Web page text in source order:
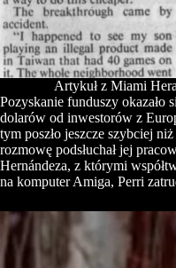
Artykuł z Miami
Pozyskanie funduszy okazało
dolarów od inwestorów z
tym poszło jeszcze szybciej
rozmowę podsłuchał jej
Hernándeza, z którymi
na komputer Amiga, Perri